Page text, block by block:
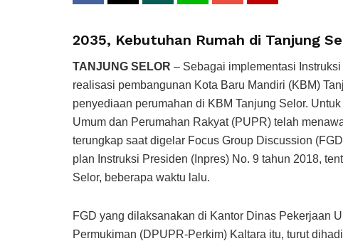
2035, Kebutuhan Rumah di Tanjung
TANJUNG SELOR – Sebagai implementasi
realisasi pembangunan Kota Baru Mandiri (KBM)
penyediaan perumahan di KBM Tanjung Selor.
Umum dan Perumahan Rakyat (PUPR) telah
terungkap saat digelar Focus Group Discussion
plan Instruksi Presiden (Inpres) No. 9 tahun 2018,
Selor, beberapa waktu lalu.
FGD yang dilaksanakan di Kantor Dinas Pekerjaan
Permukiman (DPUPR-Perkim) Kaltara itu, turut